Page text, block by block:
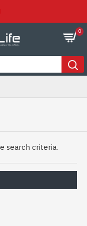
0
search criteria.